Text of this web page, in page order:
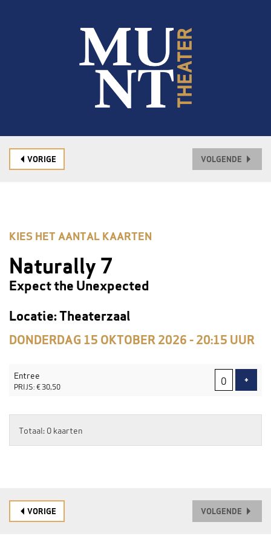
VORIGE VOLGENDE
KIES HET AANTAL KAARTEN
Naturally 7
Expect the Unexpected
Locatie: Theaterzaal
DONDERDAG 15 OKTOBER 2026 - 20:15 UUR
Entree
PRIJS: € 30,50
+
Totaal: 0 kaarten
VORIGE VOLGENDE